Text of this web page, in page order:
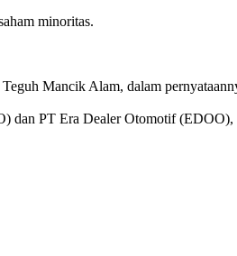
minoritas.
Mancik Alam, dalam
dan PT Era Dealer Otomotif (EDOO),